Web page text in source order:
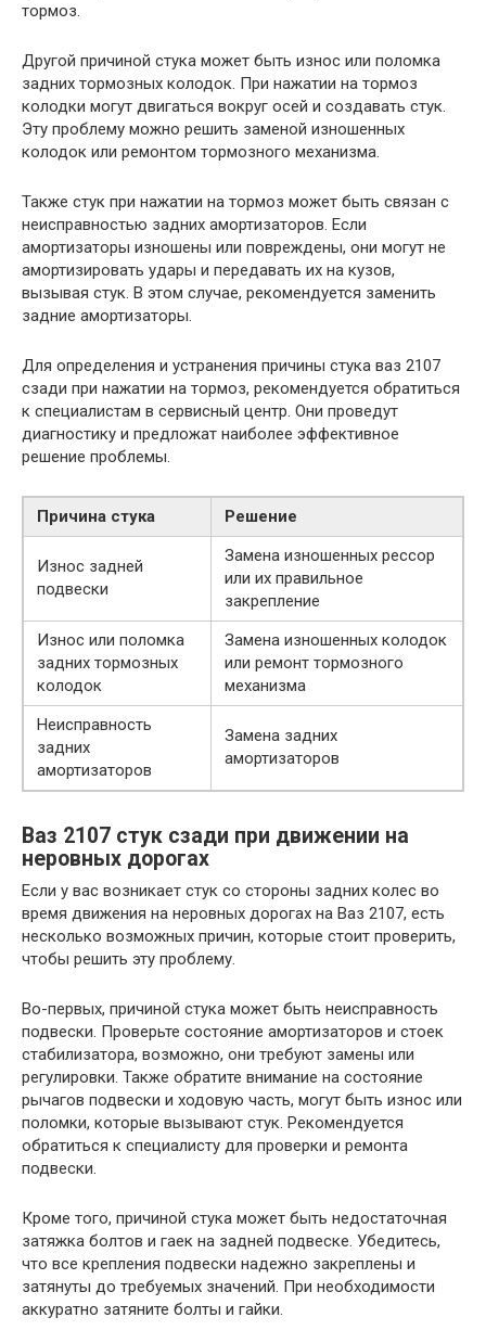
тормоз.
Другой причиной стука может быть износ или поломка
задних тормозных колодок. При нажатии на тормоз
колодки могут двигаться вокруг осей и создавать стук.
Эту проблему можно решить заменой изношенных
колодок или ремонтом тормозного механизма.
Также стук при нажатии на тормоз может быть связан с
неисправностью задних амортизаторов. Если
амортизаторы изношены или повреждены, они могут не
амортизировать удары и передавать их на кузов,
вызывая стук. В этом случае, рекомендуется заменить
задние амортизаторы.
Для определения и устранения причины стука ваз 2107
сзади при нажатии на тормоз, рекомендуется обратиться
к специалистам в сервисный центр. Они проведут
диагностику и предложат наиболее эффективное
решение проблемы.
Причина стука Решение
Износ задней
подвески
Замена изношенных рессор
или их правильное
закрепление
Износ или поломка
задних тормозных
колодок
Замена изношенных колодок
или ремонт тормозного
механизма
Неисправность
задних
амортизаторов
Замена задних
амортизаторов
Ваз 2107 стук сзади при движении на
неровных дорогах
Если у вас возникает стук со стороны задних колес во
время движения на неровных дорогах на Ваз 2107, есть
несколько возможных причин, которые стоит проверить,
чтобы решить эту проблему.
Во-первых, причиной стука может быть неисправность
подвески. Проверьте состояние амортизаторов и стоек
стабилизатора, возможно, они требуют замены или
регулировки. Также обратите внимание на состояние
рычагов подвески и ходовую часть, могут быть износ или
поломки, которые вызывают стук. Рекомендуется
обратиться к специалисту для проверки и ремонта
подвески.
Кроме того, причиной стука может быть недостаточная
затяжка болтов и гаек на задней подвеске. Убедитесь,
что все крепления подвески надежно закреплены и
затянуты до требуемых значений. При необходимости
аккуратно затяните болты и гайки.